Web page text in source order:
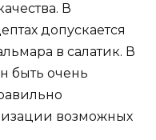
В
допускается
в салатик. В
быть очень
возможных